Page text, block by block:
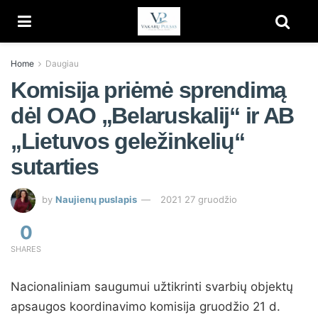
Home Daugiau
Komisija priėmė sprendimą
dėl OAO „Belaruskalij“ ir AB
„Lietuvos geležinkelių“
sutarties
by Naujienų puslapis 2021 27 gruodžio
0
SHARES
Nacionaliniam saugumui užtikrinti svarbių objektų
apsaugos koordinavimo komisija gruodžio 21 d.